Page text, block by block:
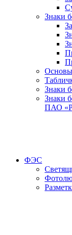
Знаки
Основы
Знаки
Знаки
ПАО
ФЭС